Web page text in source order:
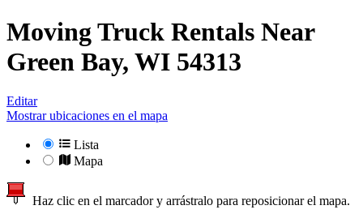
Moving Truck Rentals Near
Green Bay, WI 54313
Editar
Mostrar ubicaciones en el mapa
Lista
Mapa
Haz clic en el marcador y arrástralo para reposicionar el mapa.